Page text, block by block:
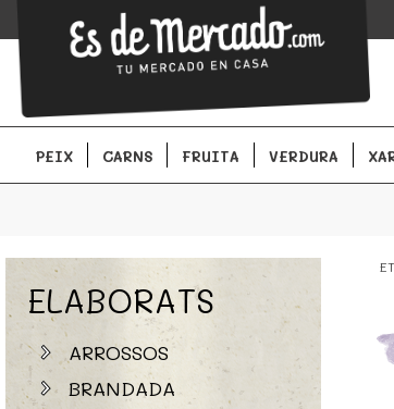
EsDeMercado.com
EsDeMercado.com te lleva a casa los mejores
Barcelona y de productores locales.
PEIX CARNS FRUITA VERDURA
ELABORATS
ARROSSOS
BRANDADA